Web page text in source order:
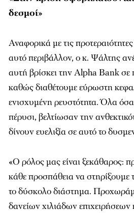
δεσμοί»
Αναφορικά με τις
αυτό περιβάλλον, ο κ. Ψάλτης
αυτή βρίσκει την Alpha Bank
καθώς διαθέτουμε εύρωστη
ενισχυμένη ρευστότητα. Όλα
πέρυσι, βελτίωσαν την
δίνουν ευελιξία σε αυτό το
«Ο ρόλος μας είναι ξεκάθαρος:
κάθε προσπάθεια να στηρίξουμε
το δύσκολο διάστημα.
δανείων χιλιάδων επιχειρήσεων